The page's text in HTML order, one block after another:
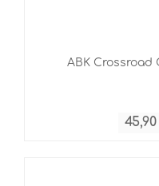
ABK Crossroad